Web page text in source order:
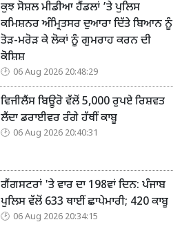
ਕੁਝ ਸੋਸ਼ਲ ਮੀਡੀਆ ਹੈਂਡਲਾਂ ’ਤੇ ਪੁਲਿਸ
ਕਮਿਸ਼ਨਰ ਅੰਮ੍ਰਿਤਸਰ ਦੁਆਰਾ ਦਿੱਤੇ ਬਿਆਨ ਨੂੰ
ਤੋੜ-ਮਰੋੜ ਕੇ ਲੋਕਾਂ ਨੂੰ ਗੁਮਰਾਹ ਕਰਨ ਦੀ
ਕੋਸ਼ਿਸ਼
06 Aug 2026 20:48:29
ਵਿਜੀਲੈਂਸ ਬਿਊਰੋ ਵੱਲੋਂ 5,000 ਰੁਪਏ ਰਿਸ਼ਵਤ
ਲੈਂਦਾ ਡਰਾਈਵਰ ਰੰਗੇ ਹੱਥੀਂ ਕਾਬੂ
06 Aug 2026 20:40:31
ਗੈਂਗਸਟਰਾਂ 'ਤੇ ਵਾਰ ਦਾ 198ਵਾਂ ਦਿਨ: ਪੰਜਾਬ
ਪੁਲਿਸ ਵੱਲੋਂ 633 ਥਾਈਂ ਛਾਪੇਮਾਰੀ; 420 ਕਾਬੂ
06 Aug 2026 20:34:15